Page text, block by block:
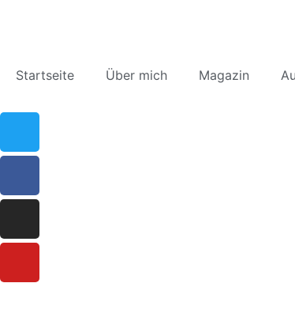
Startseite Über mich Magazin